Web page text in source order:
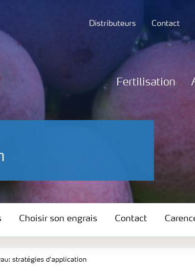
Distributeurs Contact
Fertilisation
Choisir son engrais Contact
stratégies d'application